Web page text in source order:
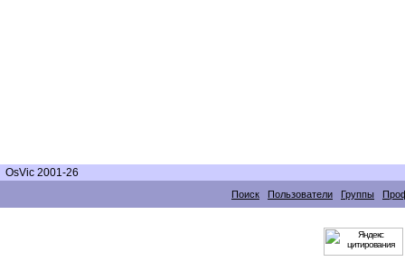
OsVic 2001-26
Поиск Пользователи Группы